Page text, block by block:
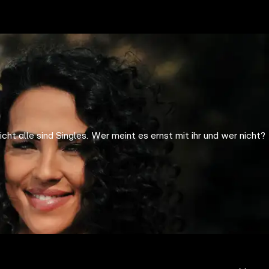
alle sind Singles. Wer meint es ernst mit ihr und wer nicht?